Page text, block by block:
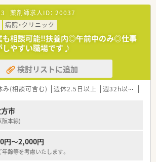
薬剤師求人ID： 20037
病院・クリニック
も相談可能‼扶養内◎午前中のみ◎仕事
しやすい職場です♪
検討リストに追加
み(相談可含む) 週休2.5日以上 週32h以上
市
阪本線)
円～2,000円
齢等を考慮いたします。